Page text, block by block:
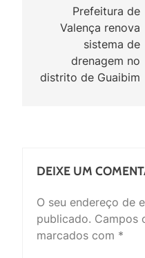
Post
Prefeitura de
Valença renova
sistema de
drenagem no
distrito de Guaibim
DEIXE UM
O seu endereço de
publicado. Campos
marcados com *